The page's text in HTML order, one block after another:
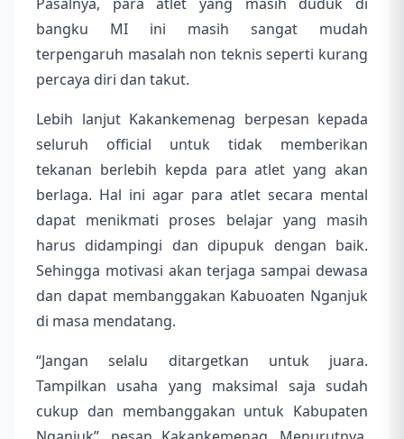
bangku MI ini masih sangat mudah
terpengaruh masalah non teknis seperti kurang
percaya diri dan takut.
Lebih lanjut Kakankemenag berpesan kepada
seluruh official untuk tidak memberikan
tekanan berlebih kepda para atlet yang akan
berlaga. Hal ini agar para atlet secara mental
dapat menikmati proses belajar yang masih
harus didampingi dan dipupuk dengan baik.
Sehingga motivasi akan terjaga sampai dewasa
dan dapat membanggakan Kabuoaten Nganjuk
di masa mendatang.
“Jangan selalu ditargetkan untuk juara.
Tampilkan usaha yang maksimal saja sudah
cukup dan membanggakan untuk Kabupaten